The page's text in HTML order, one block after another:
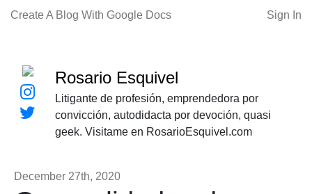
Create A Blog With Google Docs Sign In
Rosario Esquivel
Litigante de profesión, emprendedora por
convicción, autodidacta por devoción, quasi
geek. Visitame en RosarioEsquivel.com
December 27th, 2020